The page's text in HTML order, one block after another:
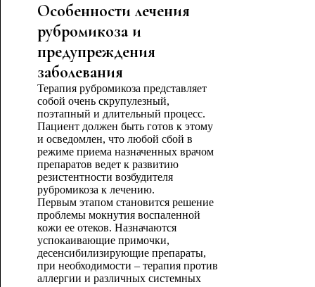
Особенности лечения
рубромикоза и
предупреждения
заболевания
Терапия рубромикоза представляет
собой очень скрупулезный,
поэтапный и длительный процесс.
Пациент должен быть готов к этому
и осведомлен, что любой сбой в
режиме приема назначенных врачом
препаратов ведет к развитию
резистентности возбудителя
рубромикоза к лечению.
Первым этапом становится решение
проблемы мокнутия воспаленной
кожи ее отеков. Назначаются
успокаивающие примочки,
десенсибилизирующие препараты,
при необходимости – терапия против
аллергии и различных системных